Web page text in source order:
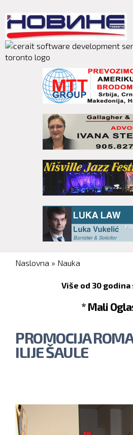
main
content
You are here
Naslovna » Nauka
Više od 30 godina
* Mali
PROMOCIJA
ILIJE ŠAULE